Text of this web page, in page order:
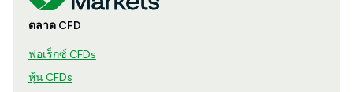
ตลาด CFD
ฟอเร็กซ์ CFDs
หุ้น CFDs